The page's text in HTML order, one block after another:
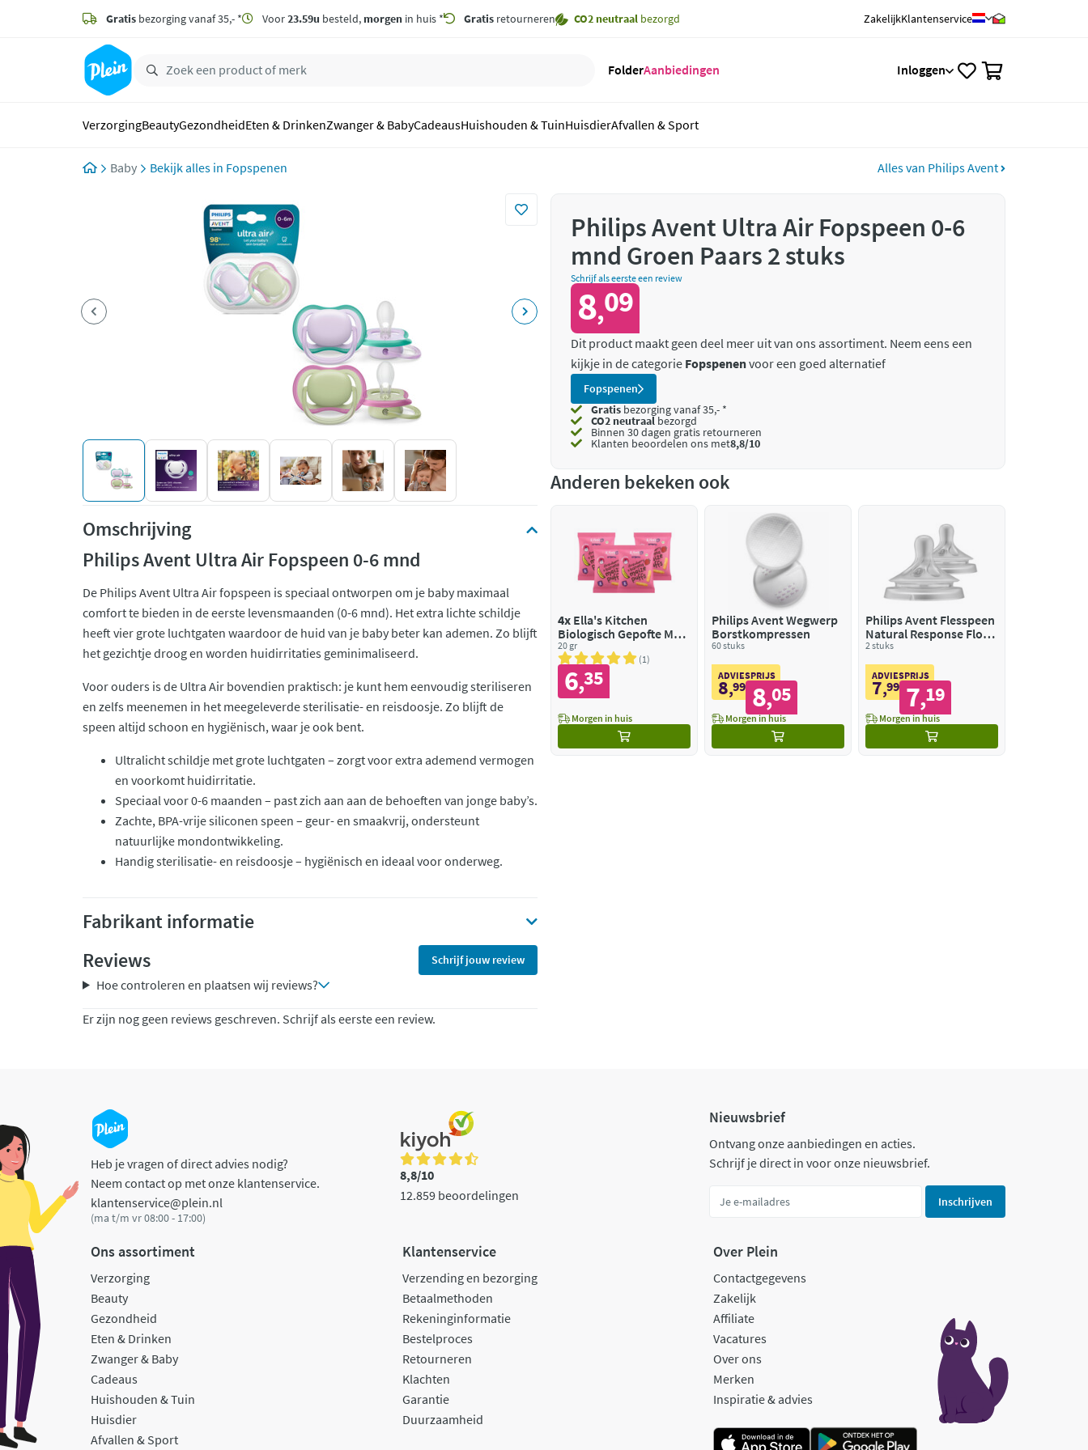
zoeken
hoofdinhoud
Gratis bezorging vanaf 35,- * Voor23.59u besteld, morgen in huis * Gratis retourneren CO2 neutraal bezorgd ZakelijkKlantenservice
FolderAanbiedingen Inloggen
VerzorgingBeautyGezondheidEten & DrinkenZwanger & BabyCadeausHuishouden & TuinHuisdierAfvallen & Sport
Baby Fopspenen Alles van Philips Avent
Omschrijving
Philips Avent Ultra Air Fopspeen 0-6 mnd
De Philips Avent Ultra Air fopspeen is speciaal ontworpen om je baby maximaal
comfort te bieden in de eerste levensmaanden (0-6 mnd). Het extra lichte schildje
heeft vier grote luchtgaten waardoor de huid van je baby beter kan ademen. Zo blijft
het gezichtje droog en worden huidirritaties geminimaliseerd.
Voor ouders is de Ultra Air bovendien praktisch: je kunt hem eenvoudig steriliseren
en zelfs meenemen in het meegeleverde sterilisatie- en reisdoosje. Zo blijft de
speen altijd schoon en hygiënisch, waar je ook bent.
Ultralicht schildje met grote luchtgaten – zorgt voor extra ademend vermogen
en voorkomt huidirritatie.
Speciaal voor 0-6 maanden – past zich aan aan de behoeften van jonge baby’s.
Zachte, BPA-vrije siliconen speen – geur- en smaakvrij, ondersteunt
natuurlijke mondontwikkeling.
Handig sterilisatie- en reisdoosje – hygiënisch en ideaal voor onderweg.
Fabrikant informatie
Reviews
Schrijf jouw review
Hoe controleren en plaatsen wij reviews?
Er zijn nog geen reviews geschreven. Schrijf als eerste een review.
Philips Avent Ultra Air Fopspeen 0-6
mnd Groen Paars 2 stuks
Schrijf als eerste een review
8,09
Dit product maakt geen deel meer uit van ons assortiment. Neem eens een
kijkje in de categorie Fopspenenvoor een goed alternatief
Fopspenen
Gratis bezorging vanaf 35,- *
CO2 neutraalbezorgd
Binnen 30 dagen gratis retourneren
Klanten beoordelen ons met8,8/10
Anderen bekeken ook
4x Ella's Kitchen
Biologisch Gepofte Mais
Sticks 6+m Aardbei &
Banaan
20 gr
1
6,35
Morgen in huis
Philips Avent Wegwerp
Borstkompressen
60 stuks
ADVIESPRIJS
8,99 8,05
Morgen in huis
Philips Avent Flesspeen
Natural Response Flow
4
2 stuks
ADVIESPRIJS
7,99 7,19
Morgen in huis
Heb je vragen of direct advies nodig?
Neem contact op met onze klantenservice.
klantenservice@plein.nl
(ma t/m vr 08:00 - 17:00)
8,8/10
12.859 beoordelingen
Nieuwsbrief
Ontvang onze aanbiedingen en acties.
Schrijf je direct in voor onze nieuwsbrief.
Inschrijven
Ons assortiment
Verzorging
Beauty
Gezondheid
Eten & Drinken
Zwanger & Baby
Cadeaus
Huishouden & Tuin
Huisdier
Afvallen & Sport
Klantenservice
Verzending en bezorging
Betaalmethoden
Rekeninginformatie
Bestelproces
Retourneren
Klachten
Garantie
Duurzaamheid
Over Plein
Contactgegevens
Zakelijk
Affiliate
Vacatures
Over ons
Merken
Inspiratie & advies